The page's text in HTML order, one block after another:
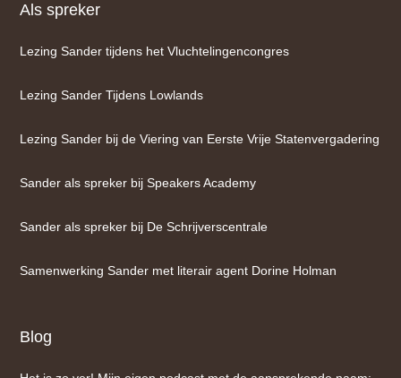
Als spreker
Lezing Sander tijdens het Vluchtelingencongres
Lezing Sander Tijdens Lowlands
Lezing Sander bij de Viering van Eerste Vrije Statenvergadering
Sander als spreker bij Speakers Academy
Sander als spreker bij De Schrijverscentrale
Samenwerking Sander met literair agent Dorine Holman
Blog